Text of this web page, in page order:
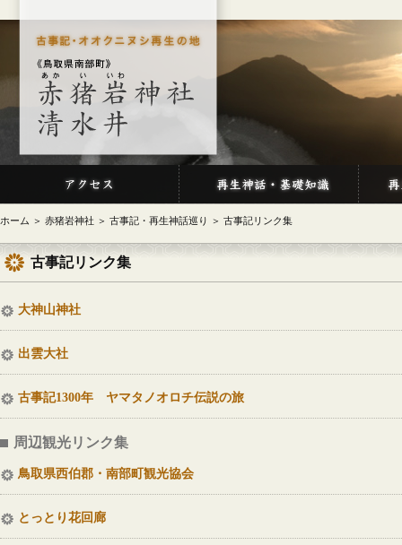
ホーム ＞ 赤猪岩神社 ＞ 古事記・再生神話巡り ＞ 古事記リンク集
古事記リンク集
大神山神社
出雲大社
古事記1300年 ヤマタノオロチ伝説の旅
周辺観光リンク集
鳥取県西伯郡・南部町観光協会
とっとり花回廊